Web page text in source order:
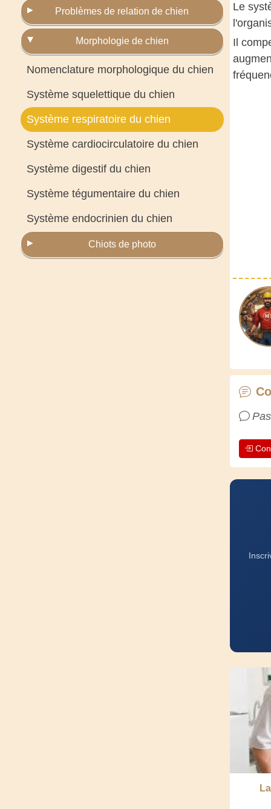
Problèmes de relation de chien
Morphologie de chien
Nomenclature morphologique du chien
Système squelettique du chien
Système respiratoire du chien
Système cardiocirculatoire du chien
Système digestif du chien
Système tégumentaire du chien
Système endocrinien du chien
Chiots de photo
Le
Il